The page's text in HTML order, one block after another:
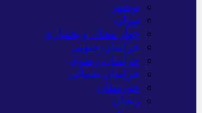
بوشهر
تهران
چهار محال و بختیاری
خراسان جنوبی
خراسان رضوی
خراسان شمالی
خوزستان
زنجان